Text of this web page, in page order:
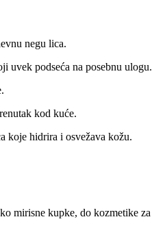
negu lica.
uvek podseća na posebnu ulogu.
kod kuće.
koje hidrira i osvežava kožu.
mirisne kupke, do kozmetike